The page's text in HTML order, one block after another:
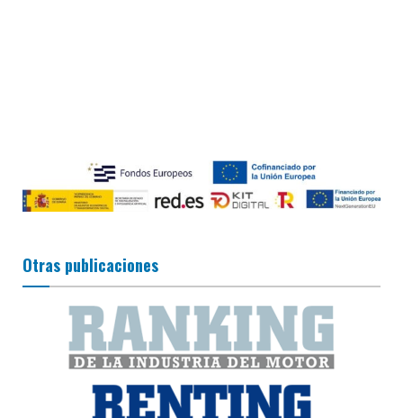
Otras publicaciones